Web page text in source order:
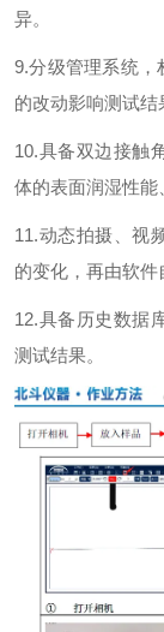
异。
9.分级管理系统，
的改动影响测试结
10.具备双边接触
体的表面润湿性能
11.动态拍摄、视
的变化，再由软件
12.具备历史数据
测试结果。